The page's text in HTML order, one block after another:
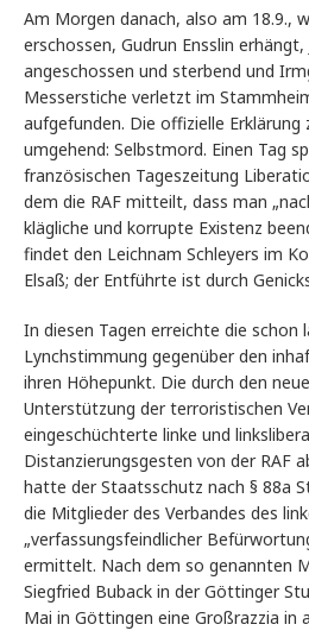
Am Morgen danach, also am 18.9.,
erschossen, Gudrun Ensslin erhängt,
angeschossen und sterbend und
Messerstiche verletzt im
aufgefunden. Die offizielle
umgehend: Selbstmord. Einen Tag
französischen Tageszeitung
dem die RAF mitteilt, dass man
klägliche und korrupte Existenz
findet den Leichnam Schleyers im
Elsaß; der Entführte ist durch
In diesen Tagen erreichte die schon
Lynchstimmung gegenüber den
ihren Höhepunkt. Die durch den
Unterstützung der terroristischen
eingeschüchterte linke und
Distanzierungsgesten von der RAF
hatte der Staatsschutz nach § 88a
die Mitglieder des Verbandes des
„verfassungsfeindlicher
ermittelt. Nach dem so genannten
Siegfried Buback in der Göttinger
Mai in Göttingen eine Großrazzia in